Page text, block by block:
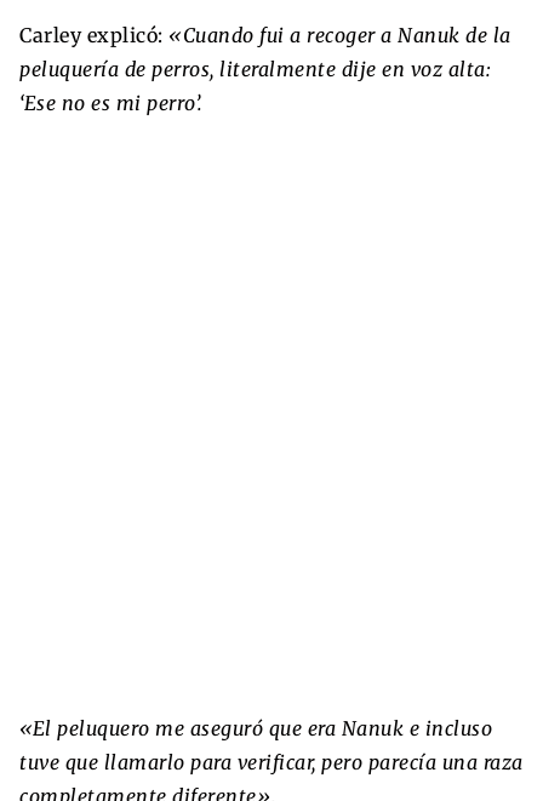
Carley explicó: «Cuando fui a recoger a Nanuk de la
peluquería de perros, literalmente dije en voz alta:
‘Ese no es mi perro’.
«El peluquero me aseguró que era Nanuk e incluso
tuve que llamarlo para verificar, pero parecía una raza
completamente diferente».